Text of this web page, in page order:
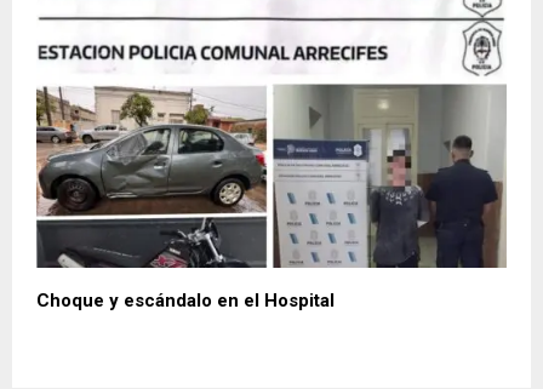
Choque y escándalo en el Hospital